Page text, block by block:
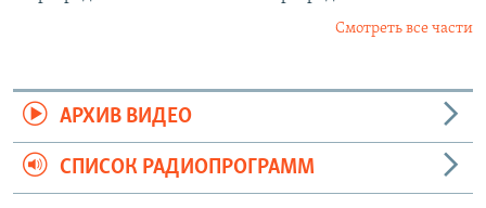
Смотреть все части
АРХИВ ВИДЕО
СПИСОК РАДИОПРОГРАММ